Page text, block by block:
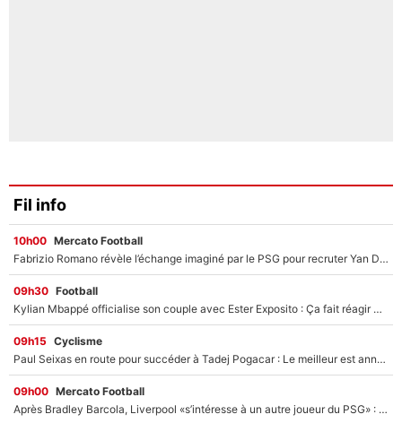
Fil info
10h00 Mercato Football
Fabrizio Romano révèle l’échange imaginé par le PSG pour recruter Yan Diomandé : «L'accord a échoué car il a décidé de rejoindre le Real Madrid»
09h30 Football
Kylian Mbappé officialise son couple avec Ester Exposito : Ça fait réagir Achraf Hakimi et Ousmane Dembélé (et c’est drôle)
09h15 Cyclisme
Paul Seixas en route pour succéder à Tadej Pogacar : Le meilleur est annoncé pour l’avenir de la pépite française
09h00 Mercato Football
Après Bradley Barcola, Liverpool «s’intéresse à un autre joueur du PSG» : Fabrizio Romano donne le nom du Parisien qui pourrait le suivre chez les Reds !